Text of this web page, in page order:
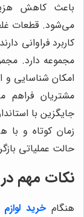
باعث کاهش
می‌شود. قطعات
کاربرد فراوانی
مجموعه دارد.
امکان شناسایی و
مشتریان فراهم
جایگزین با
زمان کوتاه و با
حالت عملیاتی
نکات مهم
هنگام خرید